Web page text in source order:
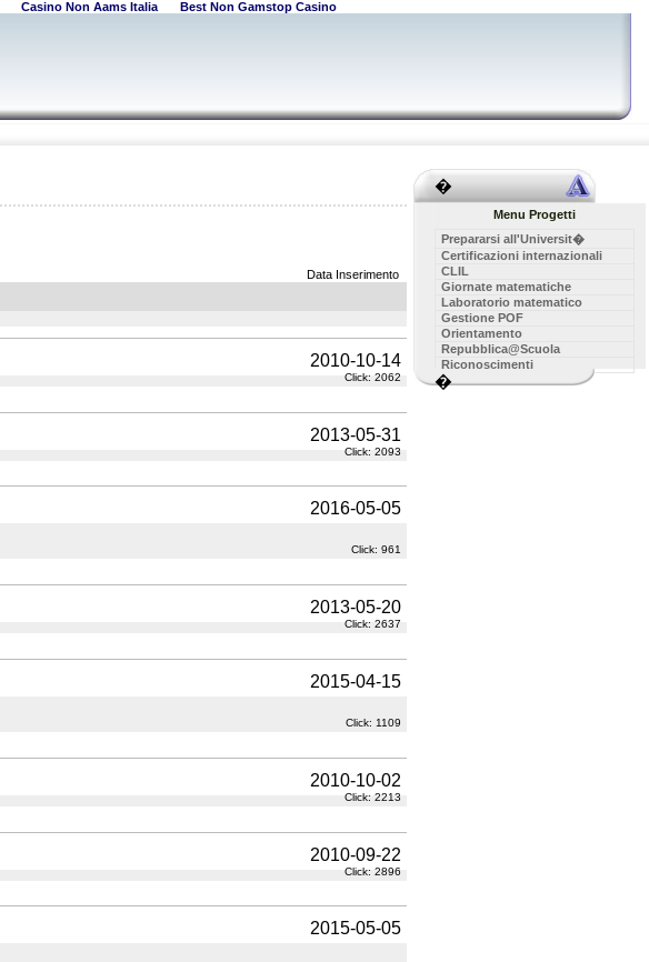
Casino Non Aams Italia Best Non Gamstop Casino
Data Inserimento
2010-10-14
Click: 2062
2013-05-31
Click: 2093
2016-05-05
Click: 961
2013-05-20
Click: 2637
2015-04-15
Click: 1109
2010-10-02
Click: 2213
2010-09-22
Click: 2896
2015-05-05
�
Menu Progetti
Prepararsi all'Universit�
Certificazioni internazionali
CLIL
Giornate matematiche
Laboratorio matematico
Gestione POF
Orientamento
Repubblica@Scuola
Riconoscimenti
�